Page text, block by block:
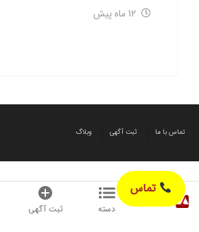
دسته ثبت آگهی
تماس
12 ماه پیش
تماس با ما ثبت آگهی وبلاگ